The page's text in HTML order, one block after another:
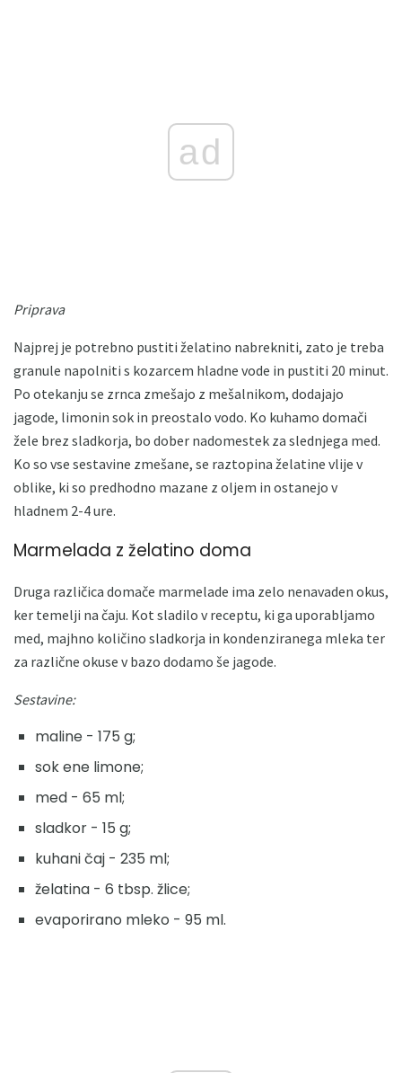
ad
Priprava
Najprej je potrebno pustiti želatino nabrekniti, zato je treba
granule napolniti s kozarcem hladne vode in pustiti 20 minut.
Po otekanju se zrnca zmešajo z mešalnikom, dodajajo
jagode, limonin sok in preostalo vodo. Ko kuhamo domači
žele brez sladkorja, bo dober nadomestek za slednjega med.
Ko so vse sestavine zmešane, se raztopina želatine vlije v
oblike, ki so predhodno mazane z oljem in ostanejo v
hladnem 2-4 ure.
Marmelada z želatino doma
Druga različica domače marmelade ima zelo nenavaden okus,
ker temelji na čaju. Kot sladilo v receptu, ki ga uporabljamo
med, majhno količino sladkorja in kondenziranega mleka ter
za različne okuse v bazo dodamo še jagode.
Sestavine:
maline - 175 g;
sok ene limone;
med - 65 ml;
sladkor - 15 g;
kuhani čaj - 235 ml;
želatina - 6 tbsp. žlice;
evaporirano mleko - 95 ml.